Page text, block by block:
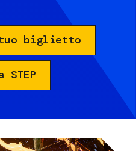
biglietto
STEP